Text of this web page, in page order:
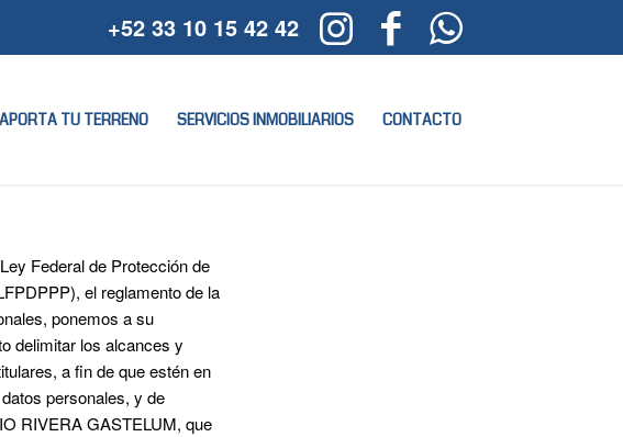
+52 33 10 15 42 42
APORTA TU TERRENO SERVICIOS INMOBILIARIOS CONTACTO
Federal de Protección de
el reglamento de la
ponemos a su
delimitar los alcances y
a fin de que estén en
personales, y de
RIVERA GASTELUM, que